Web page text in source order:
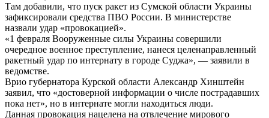
Там добавили, что пуск ракет из Сумской области Украины
зафиксировали средства ПВО России. В министерстве
назвали удар «провокацией».
«1 февраля Вооруженные силы Украины совершили
очередное военное преступление, нанеся целенаправленный
ракетный удар по интернату в городе Суджа», — заявили в
ведомстве.
Врио губернатора Курской области Александр Хинштейн
заявил, что «достоверной информации о числе пострадавших
пока нет», но в интернате могли находиться люди.
Данная провокация нацелена на отвлечение мирового